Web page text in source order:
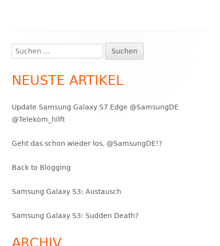
Haupt-
Seitenleiste
Suchen
nach:
NEUSTE ARTIKEL
Update Samsung Galaxy S7 Edge @SamsungDE
@Telekom_hilft
Geht das schon wieder los, @SamsungDE!?
Back to Blogging
Samsung Galaxy S3: Austausch
Samsung Galaxy S3: Sudden Death?
ARCHIV